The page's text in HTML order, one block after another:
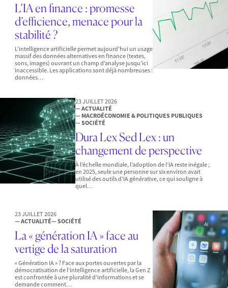
L’IA en finance : promesse
d’efficience, menace pour la
stabilité ?
L’intelligence artificielle permet aujourd’hui un usage
massif des données alternatives en finance (textes,
sons, images) ouvrant un champ d’analyse jusqu’ici
inaccessible. Les applications sont déjà nombreuses :
données…
23 JUILLET 2026
— ACTUALITÉ
— MACROÉCONOMIE & POLITIQUES PUBLIQUES
— SOCIÉTÉ
Dura Lex Sed Lex : un
changement de perspective
À l’échelle mondiale, l’adoption de l’IA reste inégale ;
en 2025, seule une personne sur six environ avait
utilisé des outils d’IA générative, ce qui souligne à
quel…
23 JUILLET 2026
— ACTUALITÉ— SOCIÉTÉ
La « génération IA » face au
vertige de la saturation
« Génération IA » ? Face aux portes ouvertes par la
démocratisation de l’intelligence artificielle, la Gen Z
est confrontée à une pluralité d’informations et se
demande comment…